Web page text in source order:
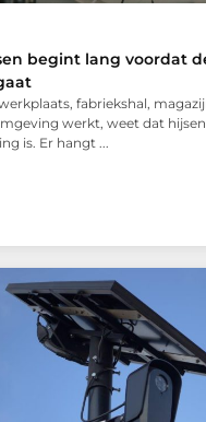
begint lang voordat
fabriekshal,
werkt, weet dat
is. Er hangt ...